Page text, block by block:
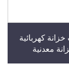
كهربائية